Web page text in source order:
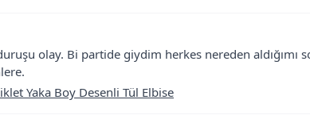
olay. Bi partide giydim herkes nereden aldığımı
Yaka Boy Desenli Tül Elbise